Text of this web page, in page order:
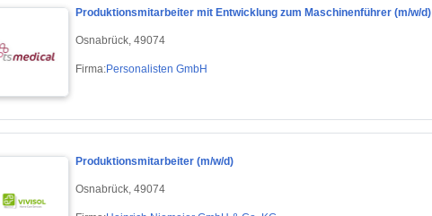
Produktionsmitarbeiter mit Entwicklung zum Maschinenführer (m/w/d)
Osnabrück, 49074
Firma:Personalisten GmbH
Produktionsmitarbeiter (m/w/d)
Osnabrück, 49074